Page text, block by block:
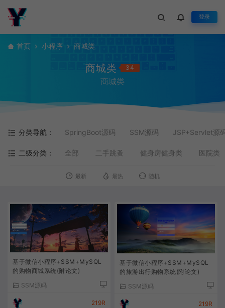
登录
首页 小程序 商城类
商城类 34
商城类
分类导航： SpringBoot源码 SSM源码 JSP+Servlet源
二级分类： 全部 二手跳蚤 健身房健身类 医院类
最新 最热 随机
基于微信小程序+SSM+MySQL
的购物商城系统(附论文)
SSM源码
219R
基于微信小程序+SSM+MySQL
的旅游出行购物系统(附论文)
SSM源码
219R